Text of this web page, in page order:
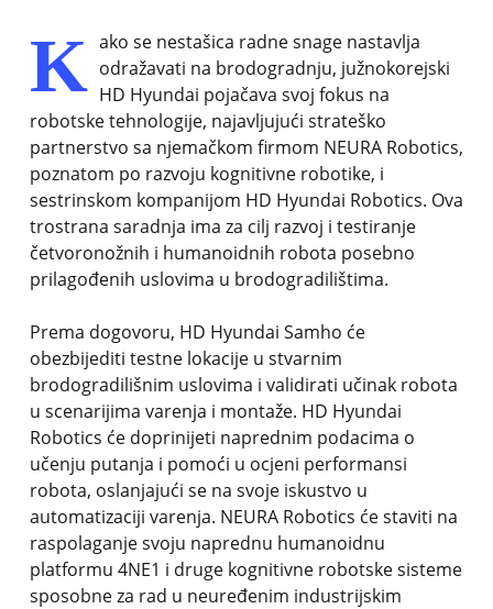
K ako se nestašica radne snage nastavlja
odražavati na brodogradnju, južnokorejski
HD Hyundai pojačava svoj fokus na
robotske tehnologije, najavljujući strateško
partnerstvo sa njemačkom firmom NEURA Robotics,
poznatom po razvoju kognitivne robotike, i
sestrinskom kompanijom HD Hyundai Robotics. Ova
trostrana saradnja ima za cilj razvoj i testiranje
četvoronožnih i humanoidnih robota posebno
prilagođenih uslovima u brodogradilištima.
Prema dogovoru, HD Hyundai Samho će
obezbijediti testne lokacije u stvarnim
brodogradilišnim uslovima i validirati učinak robota
u scenarijima varenja i montaže. HD Hyundai
Robotics će doprinijeti naprednim podacima o
učenju putanja i pomoći u ocjeni performansi
robota, oslanjajući se na svoje iskustvo u
automatizaciji varenja. NEURA Robotics će staviti na
raspolaganje svoju naprednu humanoidnu
platformu 4NE1 i druge kognitivne robotske sisteme
sposobne za rad u neuređenim industrijskim